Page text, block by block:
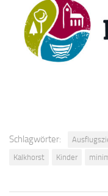
Schlagwörter:
Kalkhorst
Kinder